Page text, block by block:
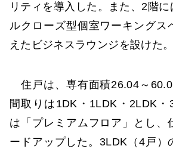
リティを導入した。また、2階
ルクローズ型個室ワーキングス
えたビジネスラウンジを設けた。
住戸は、専有面積26.04～
間取りは1DK・1LDK・2LDK
は「プレミアムフロア」とし、
ードアップした。3LDK（4戸）